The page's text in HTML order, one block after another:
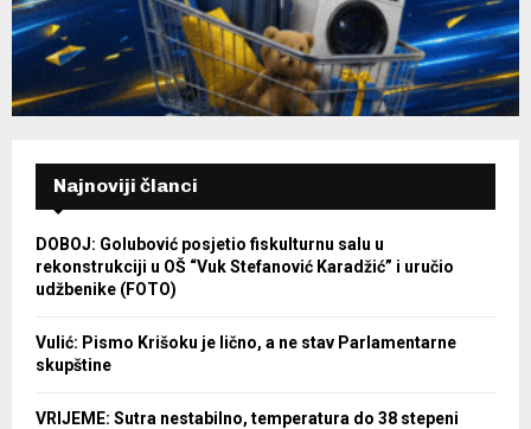
Najnoviji članci
DOBOJ: Golubović posjetio fiskulturnu salu u
rekonstrukciji u OŠ “Vuk Stefanović Karadžić” i uručio
udžbenike (FOTO)
Vulić: Pismo Krišoku je lično, a ne stav Parlamentarne
skupštine
VRIJEME: Sutra nestabilno, temperatura do 38 stepeni